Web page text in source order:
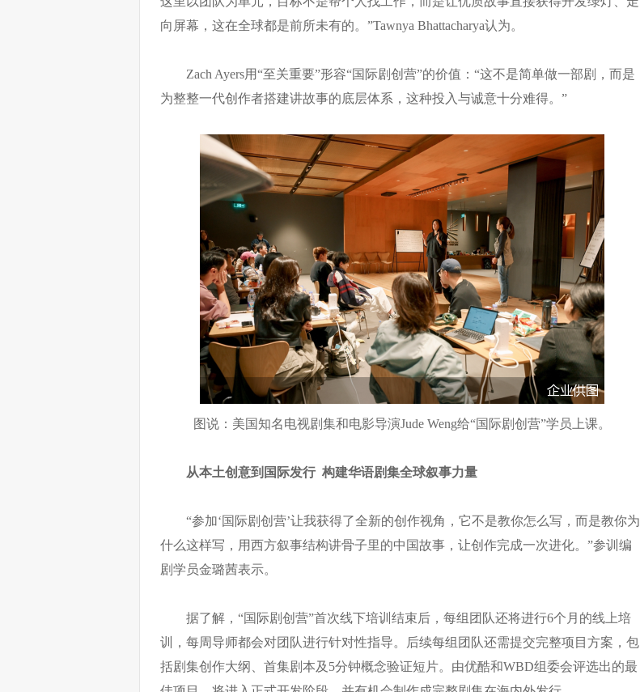
向屏幕，这在全球都是前所未有的。”Tawnya Bhattacharya认为。
Zach Ayers用“至关重要”形容“国际剧创营”的价值：“这不是简单做一部剧，而是
为整整一代创作者搭建讲故事的底层体系，这种投入与诚意十分难得。”
图说：美国知名电视剧集和电影导演Jude Weng给“国际剧创营”学员上课。
从本土创意到国际发行 构建华语剧集全球叙事力量
“参加‘国际剧创营’让我获得了全新的创作视角，它不是教你怎么写，而是教你为
什么这样写，用西方叙事结构讲骨子里的中国故事，让创作完成一次进化。”参训编
剧学员金璐茜表示。
据了解，“国际剧创营”首次线下培训结束后，每组团队还将进行6个月的线上培
训，每周导师都会对团队进行针对性指导。后续每组团队还需提交完整项目方案，包
括剧集创作大纲、首集剧本及5分钟概念验证短片。由优酷和WBD组委会评选出的最